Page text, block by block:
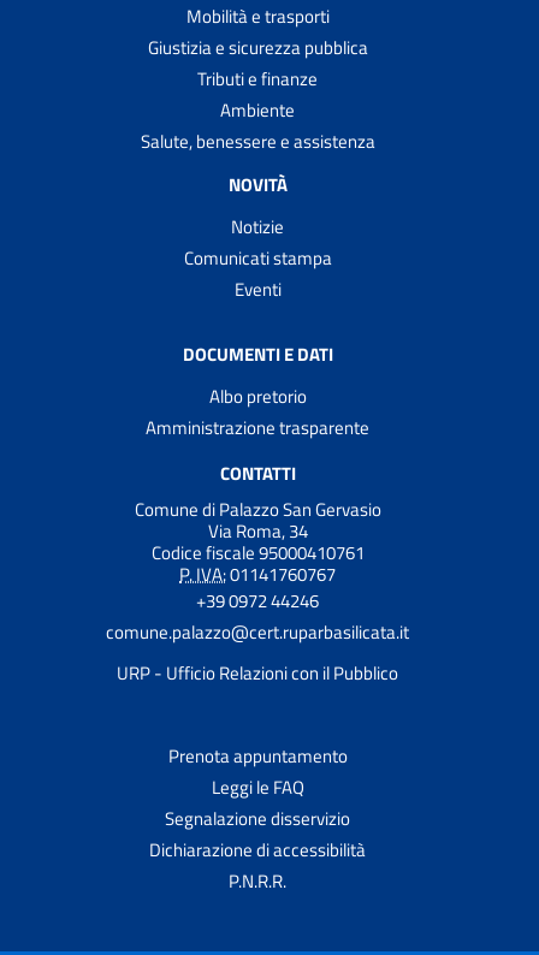
Mobilità e trasporti
Giustizia e sicurezza pubblica
Tributi e finanze
Ambiente
Salute, benessere e assistenza
NOVITÀ
Notizie
Comunicati stampa
Eventi
DOCUMENTI E DATI
Albo pretorio
Amministrazione trasparente
CONTATTI
Comune di Palazzo San Gervasio
Via Roma, 34
Codice fiscale 95000410761
P. IVA:01141760767
+39 0972 44246
comune.palazzo@cert.ruparbasilicata.it
URP - Ufficio Relazioni con il Pubblico
Prenota appuntamento
Leggi le FAQ
Segnalazione disservizio
Dichiarazione di accessibilità
P.N.R.R.